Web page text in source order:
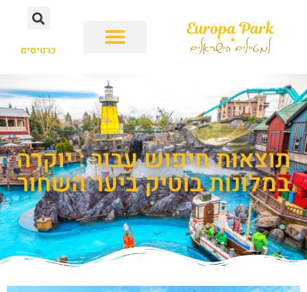
כרטיסים
תוצאות חיפוש עבור : יוקרה
במלונות בוטיק ביער השחור